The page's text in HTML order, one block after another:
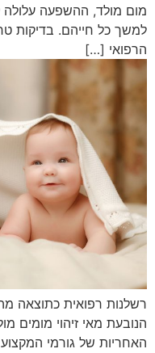
מום מולד, ההשפעה עלולה
למשך כל חייהם. בדיקות
הרפואי […]
רשלנות רפואית כתוצאה
הנובעת מאי זיהוי מומים
האחריות של גורמי